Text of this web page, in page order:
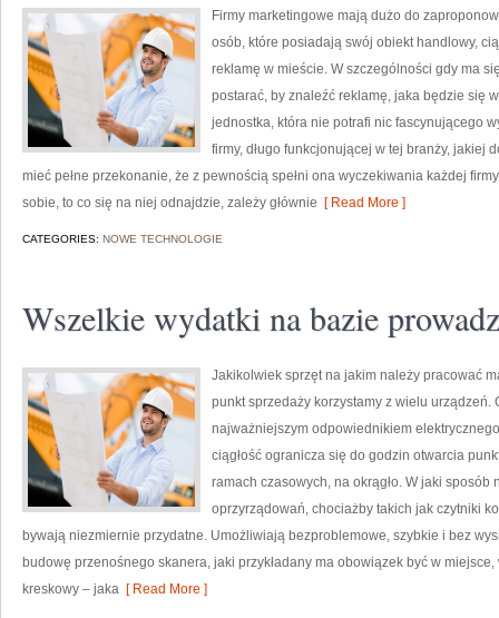
Firmy marketingowe mają dużo do
osób, które posiadają swój obiekt handlowy,
reklamę w mieście. W szczególności gdy ma
postarać, by znaleźć reklamę, jaka będzie się
jednostka, która nie potrafi nic fascynującego
firmy, długo funkcjonującej w tej branży, jakiej
mieć pełne przekonanie, że z pewnością spełni ona wyczekiwania każdej
sobie, to co się na niej odnajdzie, zależy głównie [ Read More ]
CATEGORIES: NOWE TECHNOLOGIE
Wszelkie wydatki na bazie
Jakikolwiek sprzęt na jakim należy pracować
punkt sprzedaży korzystamy z wielu urządzeń.
najważniejszym odpowiednikiem
ciągłość ogranicza się do godzin otwarcia
ramach czasowych, na okrągło. W jaki
oprzyrządowań, chociażby takich jak czytniki
bywają niezmiernie przydatne. Umożliwiają bezproblemowe, szybkie i bez
budowę przenośnego skanera, jaki przykładany ma obowiązek być w
kreskowy – jaka [ Read More ]